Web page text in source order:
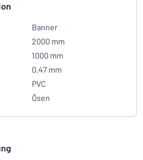
Banner
2000 mm
1000 mm
0,47 mm
PVC
Ösen